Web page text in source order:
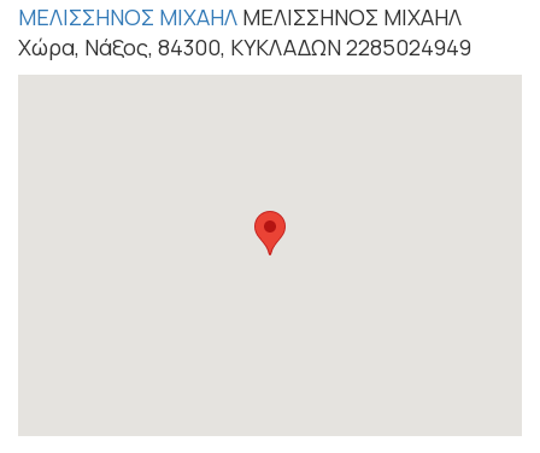
ΜΕΛΙΣΣΗΝΟΣ ΜΙΧΑΗΛ ΜΕΛΙΣΣΗΝΟΣ ΜΙΧΑΗΛ
Χώρα, Νάξος, 84300, ΚΥΚΛΑΔΩΝ 2285024949